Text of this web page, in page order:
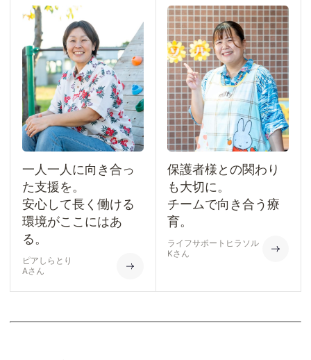
一人一人に向き合っ
た支援を。
安心して長く働ける
環境がここにはあ
る。
Aさん
ピアしらとり
保護者様との関わり
も大切に。
チームで向き合う療
育。
Kさん
ライフサポートヒラソル